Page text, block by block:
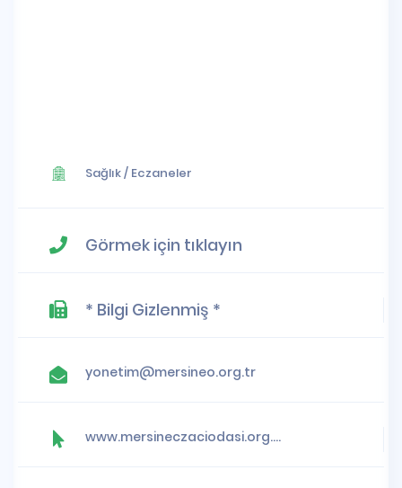
Sağlık/ Eczaneler
Görmek için tıklayın
* Bilgi Gizlenmiş *
yonetim@mersineo.org.tr
www.mersineczaciodasi.org.tr